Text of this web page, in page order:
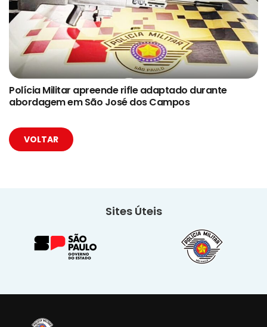
Polícia Militar apreende rifle adaptado durante
abordagem em São José dos Campos
VOLTAR
Sites Úteis